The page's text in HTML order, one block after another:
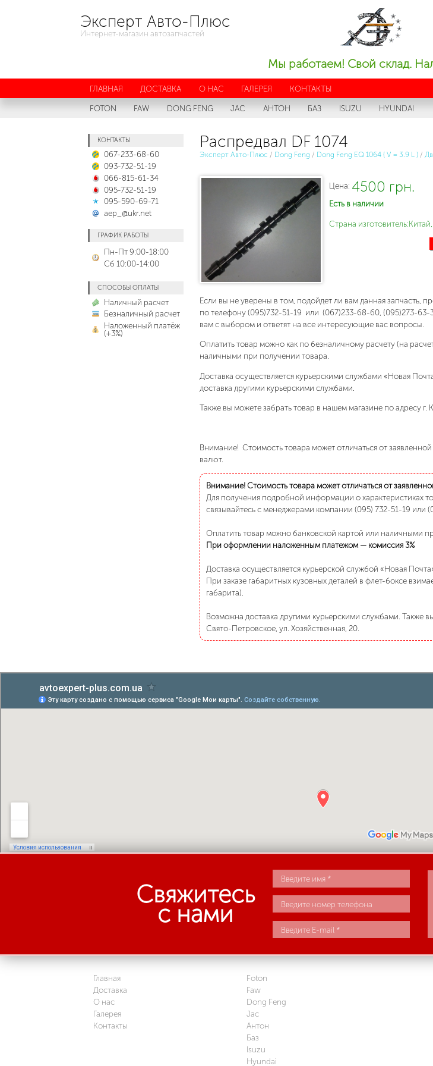
Эксперт Авто-Плюс
Интернет-магазин автозапчастей
Мы работаем! Свой склад.
ГЛАВНАЯ ДОСТАВКА О НАС ГАЛЕРЕЯ КОНТАКТЫ
FOTON
FAW DONG FENG JAC АНТОН БАЗ ISUZU HYUNDAI
КОНТАКТЫ
067-233-68-60
093-732-51-19
066-815-61-34
095-732-51-19
095-590-69-71
aep_@ukr.net
ГРАФИК РАБОТЫ
Пн-Пт 9:00-18:00
Сб 10:00-14:00
СПОСОБЫ ОПЛАТЫ
Наличный расчет
Безналичный расчет
Наложенный платёж
(+3%)
Распредвал DF 1074
Эксперт Авто-Плюс / Dong Feng / Dong Feng EQ 1064 ( V = 3.9 L )/
Цена: 4500 грн.
Есть в наличии
Страна
Если вы не уверены в том, подойдет ли вам данная запчасть,
по телефону (095)732-51-19 или (067)233-68-60, (095)273-
вам с выбором и ответят на все интересующие вас вопросы.
Оплатить товар можно как по безналичному расчету (на
наличными при получении товара.
Доставка осуществляется курьерскими службами «Новая
доставка другими курьерскими службами.
Также вы можете забрать товар в нашем магазине по адресу г.
Внимание! Стоимость товара может отличаться от
валют.
Внимание! Стоимость товара может отличаться от
Для получения подробной информации о характеристиках
связывайтесь с менеджерами компании (095) 732-51-19 или
Оплатить товар можно банковской картой или наличными
При оформлении наложенным платежом — комиссия 3%
Доставка осуществляется курьерской службой «Новая
При заказе габаритных кузовных деталей в флет-боксе
габарита).
Возможна доставка другими курьерскими службами. Также
Свято-Петровское, ул. Хозяйственная, 20.
Свяжитесь
с нами
Главная
Доставка
О нас
Галерея
Контакты
Foton
Faw
Dong Feng
Jac
Антон
Баз
Isuzu
Hyundai